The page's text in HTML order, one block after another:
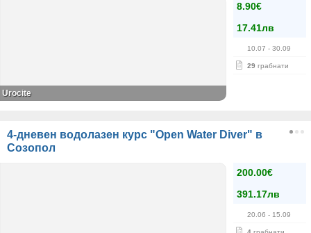
8.90€
17.41лв
10.07 - 30.09
29 грабнати
Urocite
4-дневен водолазен курс "Open Water Diver" в
Созопол
200.00€
391.17лв
20.06 - 15.09